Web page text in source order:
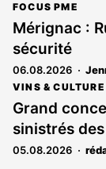
FOCUS PME
Mérignac :
sécurité
06.08.2026
VINS & CULTURE
Grand
sinistrés
05.08.2026